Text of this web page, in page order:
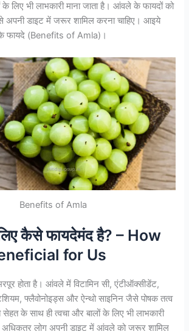
के लिए भी लाभकारी माना जाता है। आंवले के फायदों को
डाइट में जरूर शामिल करना चाहिए। आइये
फायदे (Benefits of Amla)।
Benefits of Amla
कैसे फायदेमंद है? – How
for Us
होता है। आंवले में विटामिन सी, एंटीऑक्सीडेंट,
फ्लैवोनोइड्स और ऐन्थो साइनिन जैसे पोषक तत्व
के साथ ही त्वचा और बालों के लिए भी लाभकारी
अधिकतर लोग अपनी डाइट में आंवले को जरूर शामिल